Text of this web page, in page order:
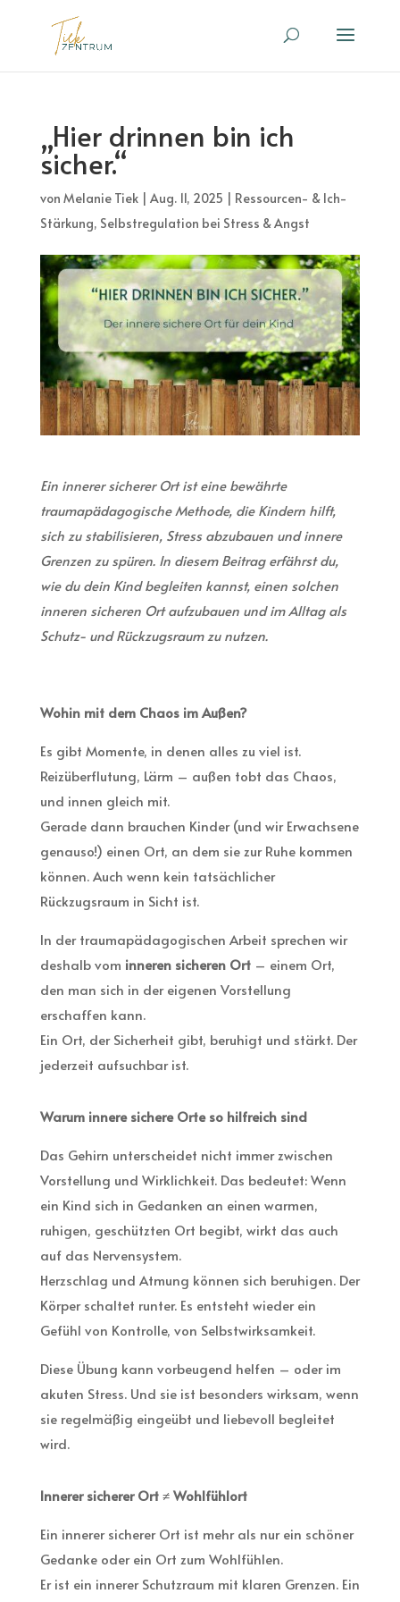
„Hier drinnen bin ich
sicher.“
von Melanie Tiek| Aug. 11, 2025 | Ressourcen- & Ich-
Stärkung, Selbstregulation bei Stress & Angst
Ein innerer sicherer Ort ist eine bewährte
traumapädagogische Methode, die Kindern hilft,
sich zu stabilisieren, Stress abzubauen und innere
Grenzen zu spüren. In diesem Beitrag erfährst du,
wie du dein Kind begleiten kannst, einen solchen
inneren sicheren Ort aufzubauen und im Alltag als
Schutz- und Rückzugsraum zu nutzen.
Wohin mit dem Chaos im Außen?
Es gibt Momente, in denen alles zu viel ist.
Reizüberflutung, Lärm – außen tobt das Chaos,
und innen gleich mit.
Gerade dann brauchen Kinder (und wir Erwachsene
genauso!) einen Ort, an dem sie zur Ruhe kommen
können. Auch wenn kein tatsächlicher
Rückzugsraum in Sicht ist.
In der traumapädagogischen Arbeit sprechen wir
deshalb vom inneren sicheren Ort– einem Ort,
den man sich in der eigenen Vorstellung
erschaffen kann.
Ein Ort, der Sicherheit gibt, beruhigt und stärkt. Der
jederzeit aufsuchbar ist.
Warum innere sichere Orte so hilfreich sind
Das Gehirn unterscheidet nicht immer zwischen
Vorstellung und Wirklichkeit. Das bedeutet: Wenn
ein Kind sich in Gedanken an einen warmen,
ruhigen, geschützten Ort begibt, wirkt das auch
auf das Nervensystem.
Herzschlag und Atmung können sich beruhigen. Der
Körper schaltet runter. Es entsteht wieder ein
Gefühl von Kontrolle, von Selbstwirksamkeit.
Diese Übung kann vorbeugend helfen – oder im
akuten Stress. Und sie ist besonders wirksam, wenn
sie regelmäßig eingeübt und liebevoll begleitet
wird.
Innerer sicherer Ort ≠ Wohlfühlort
Ein innerer sicherer Ort ist mehr als nur ein schöner
Gedanke oder ein Ort zum Wohlfühlen.
Er ist ein innerer Schutzraum mit klaren Grenzen. Ein